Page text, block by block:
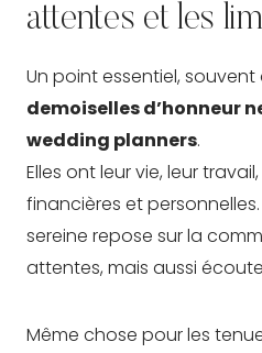
attentes et les
Un point essentiel, souvent
demoiselles d’honneur
wedding planners.
Elles ont leur vie, leur
financières et
sereine repose sur la
attentes, mais aussi
Même chose pour les